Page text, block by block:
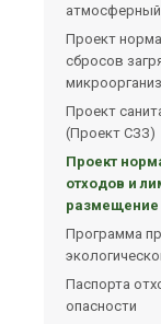
Проект
сбросов
Проект
(Проект СЗЗ)
Проект
отходов и
Программа
Паспорта
опасности